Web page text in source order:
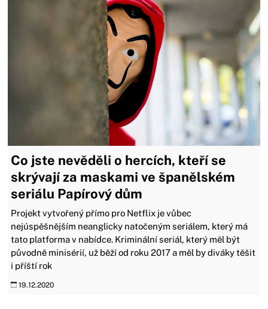
Co jste nevěděli o hercích, kteří se
skrývají za maskami ve španělském
seriálu Papírový dům
Projekt vytvořený přímo pro Netflix je vůbec
nejúspěšnějším neanglicky natočeným seriálem, který má
tato platforma v nabídce. Kriminální seriál, který měl být
původně minisérií, už běží od roku 2017 a měl by diváky těšit
i příští rok
19.12.2020